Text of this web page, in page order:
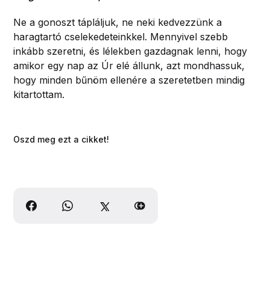
Ne a gonoszt tápláljuk, ne neki kedvezzünk a
haragtartó cselekedeteinkkel. Mennyivel szebb
inkább szeretni, és lélekben gazdagnak lenni, hogy
amikor egy nap az Úr elé állunk, azt mondhassuk,
hogy minden bűnöm ellenére a szeretetben mindig
kitartottam.
Oszd meg ezt a cikket!